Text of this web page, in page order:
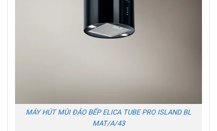
MÁY HÚT MÙI ĐẢO BẾP ELICA TUBE PRO ISLAND BL
MAT/A/43